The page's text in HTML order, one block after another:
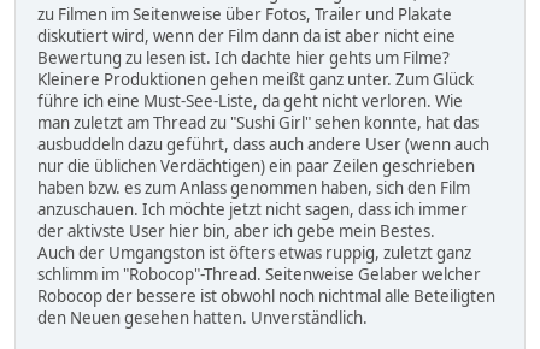
zu Filmen im Seitenweise über Fotos, Trailer und Plakate
diskutiert wird, wenn der Film dann da ist aber nicht eine
Bewertung zu lesen ist. Ich dachte hier gehts um Filme?
Kleinere Produktionen gehen meißt ganz unter. Zum Glück
führe ich eine Must-See-Liste, da geht nicht verloren. Wie
man zuletzt am Thread zu "Sushi Girl" sehen konnte, hat das
ausbuddeln dazu geführt, dass auch andere User (wenn auch
nur die üblichen Verdächtigen) ein paar Zeilen geschrieben
haben bzw. es zum Anlass genommen haben, sich den Film
anzuschauen. Ich möchte jetzt nicht sagen, dass ich immer
der aktivste User hier bin, aber ich gebe mein Bestes.
Auch der Umgangston ist öfters etwas ruppig, zuletzt ganz
schlimm im "Robocop"-Thread. Seitenweise Gelaber welcher
Robocop der bessere ist obwohl noch nichtmal alle Beteiligten
den Neuen gesehen hatten. Unverständlich.